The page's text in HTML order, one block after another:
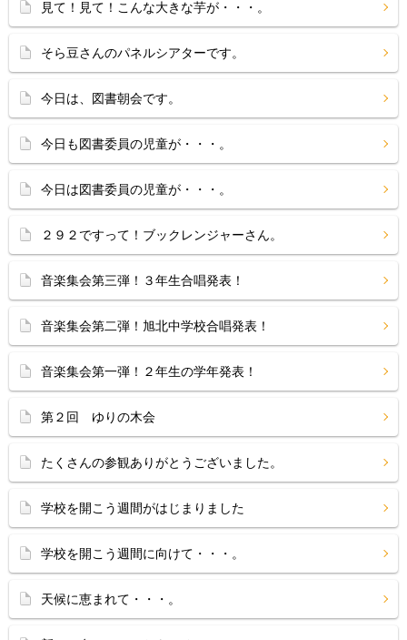
見て！見て！こんな大きな芋が・・・。
そら豆さんのパネルシアターです。
今日は、図書朝会です。
今日も図書委員の児童が・・・。
今日は図書委員の児童が・・・。
２９２ですって！ブックレンジャーさん。
音楽集会第三弾！３年生合唱発表！
音楽集会第二弾！旭北中学校合唱発表！
音楽集会第一弾！２年生の学年発表！
第２回 ゆりの木会
たくさんの参観ありがとうございました。
学校を開こう週間がはじまりました
学校を開こう週間に向けて・・・。
天候に恵まれて・・・。